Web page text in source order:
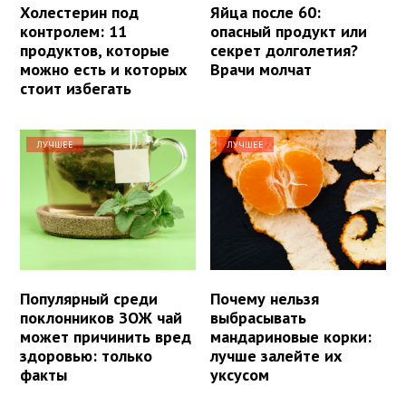
Холестерин под
контролем: 11
продуктов, которые
можно есть и которых
стоит избегать
Яйца после 60:
опасный продукт или
секрет долголетия?
Врачи молчат
ЛУЧШЕЕ
Популярный среди
поклонников ЗОЖ чай
может причинить вред
здоровью: только
факты
ЛУЧШЕЕ
Почему нельзя
выбрасывать
мандариновые корки:
лучше залейте их
уксусом